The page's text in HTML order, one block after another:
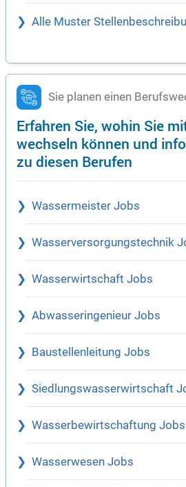
Alle Muster
Sie planen einen
Erfahren Sie, wohin Sie
wechseln können und
zu diesen Berufen
Wassermeister Jobs
Wasserversorgungstechnik
Wasserwirtschaft Jobs
Abwasseringenieur Jobs
Baustellenleitung Jobs
Siedlungswasserwirtschaft
Wasserbewirtschaftung Jobs
Wasserwesen Jobs